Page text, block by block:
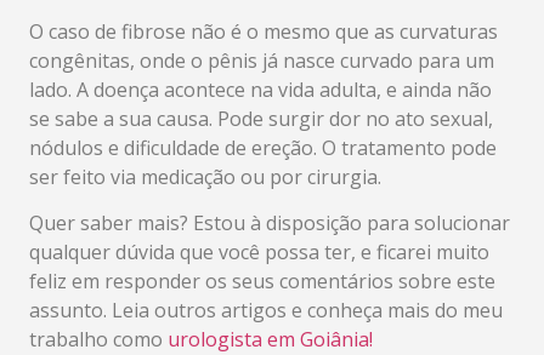
O caso de fibrose não é o mesmo que as curvaturas
congênitas, onde o pênis já nasce curvado para um
lado. A doença acontece na vida adulta, e ainda não
se sabe a sua causa. Pode surgir dor no ato sexual,
nódulos e dificuldade de ereção. O tratamento pode
ser feito via medicação ou por cirurgia.
Quer saber mais? Estou à disposição para solucionar
qualquer dúvida que você possa ter, e ficarei muito
feliz em responder os seus comentários sobre este
assunto. Leia outros artigos e conheça mais do meu
trabalho como urologista em Goiânia!